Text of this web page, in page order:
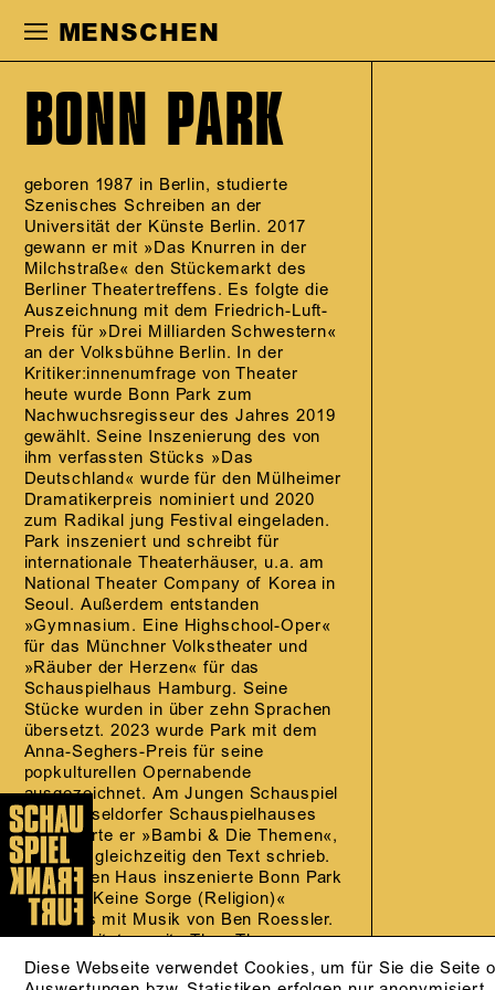
Zur Hauptnavigation springen
MENSCHEN
Diese Webseite verwendet Cookies, um für Sie die
BONN PARK
geboren 1987 in Berlin, studierte
Szenisches Schreiben an der
Universität der Künste Berlin. 2017
gewann er mit »Das Knurren in der
Milchstraße« den Stückemarkt des
Berliner Theatertreffens. Es folgte die
Auszeichnung mit dem Friedrich-Luft-
Preis für »Drei Milliarden Schwestern«
an der Volksbühne Berlin. In der
Kritiker:innenumfrage von Theater
heute wurde Bonn Park zum
Nachwuchsregisseur des Jahres 2019
gewählt. Seine Inszenierung des von
ihm verfassten Stücks »Das
Deutschland« wurde für den Mülheimer
Dramatikerpreis nominiert und 2020
zum Radikal jung Festival eingeladen.
Park inszeniert und schreibt für
internationale Theaterhäuser, u.a. am
National Theater Company of Korea in
Seoul. Außerdem entstanden
»Gymnasium. Eine Highschool-Oper«
für das Münchner Volkstheater und
»Räuber der Herzen« für das
Schauspielhaus Hamburg. Seine
Stücke wurden in über zehn Sprachen
übersetzt. 2023 wurde Park mit dem
Anna-Seghers-Preis für seine
popkulturellen Opernabende
ausgezeichnet. Am Jungen Schauspiel
des Düsseldorfer Schauspielhauses
inszenierte er »Bambi & Die Themen«,
wofür er gleichzeitig den Text schrieb.
Am selben Haus inszenierte Bonn Park
zuletzt »Keine Sorge (Religion)«
ebenfalls mit Musik von Ben Roessler.
Nun arbeitet er mit »They Them
Okocha« erstmals am Schauspiel
Frankfurt.